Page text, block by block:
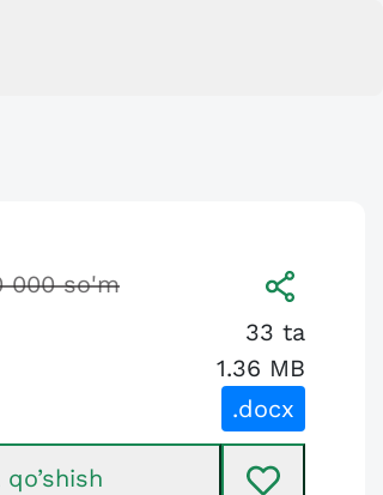
000 so'm
33 ta
1.36 MB
.docx